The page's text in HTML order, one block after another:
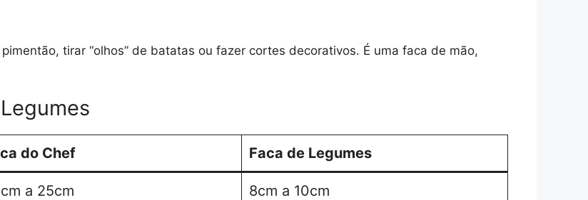
tirar “olhos” de batatas ou fazer cortes decorativos. É uma faca de mão,
do Chef Faca de Legumes
a 25cm 8cm a 10cm